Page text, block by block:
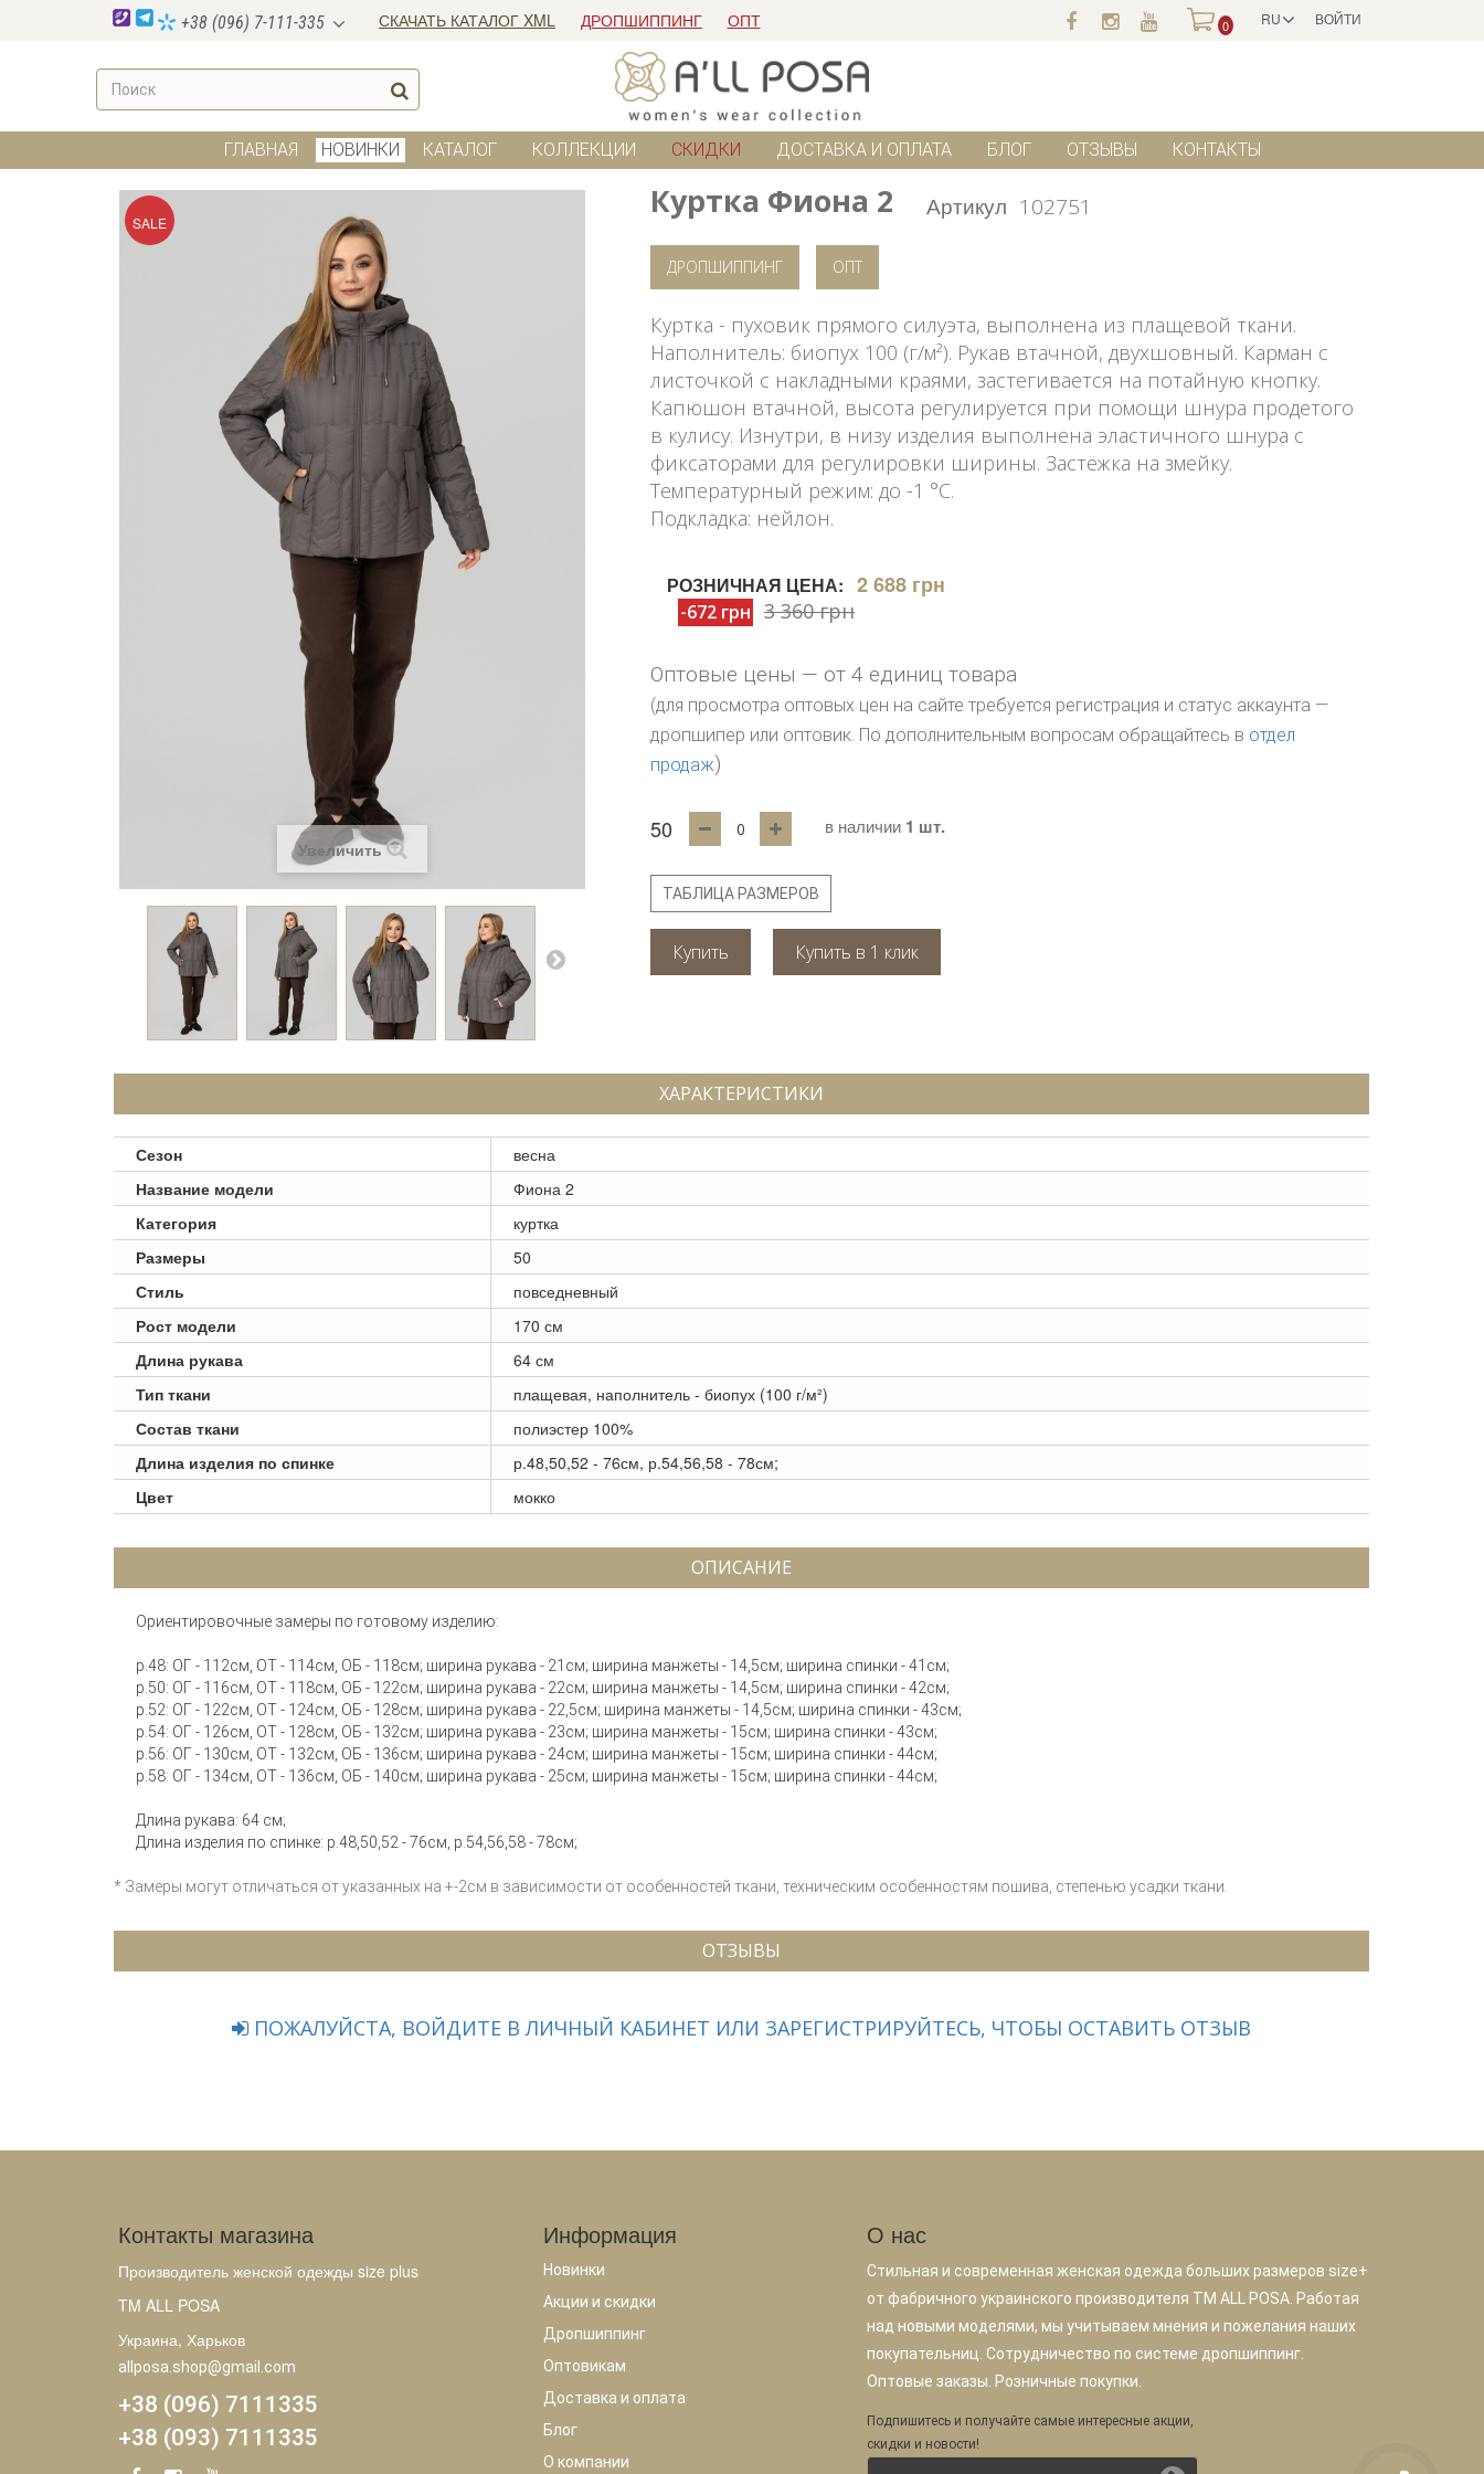
ВОЙТИ
RU
+38 (096) 7-111-335 СКАЧАТЬ КАТАЛОГ XML ДРОПШИППИНГ ОПТ 0
ГЛАВНАЯ НОВИНКИ КАТАЛОГ КОЛЛЕКЦИИ СКИДКИ ДОСТАВКА И ОПЛАТА БЛОГ ОТЗЫВЫ КОНТАКТЫ
SALE
Увеличить
Куртка Фиона 2 Артикул 102751
ДРОПШИППИНГ ОПТ
Куртка - пуховик прямого силуэта, выполнена из плащевой ткани.
Наполнитель: биопух 100 (г/м²). Рукав втачной, двухшовный. Карман с
листочкой с накладными краями, застегивается на потайную кнопку.
Капюшон втачной, высота регулируется при помощи шнура продетого
в кулису. Изнутри, в низу изделия выполнена эластичного шнура с
фиксаторами для регулировки ширины. Застёжка на змейку.
Температурный режим: до -1 °C.
Подкладка: нейлон.
РОЗНИЧНАЯ ЦЕНА: 2 688 грн
-672 грн 3 360 грн
Оптовые цены — от 4 единиц товара
(для просмотра оптовых цен на сайте требуется регистрация и статус аккаунта —
дропшипер или оптовик. По дополнительным вопросам обращайтесь в отдел
продаж)
50 в наличии 1 шт.
ТАБЛИЦА РАЗМЕРОВ
Купить
ХАРАКТЕРИСТИКИ
Сезон
весна
Название модели
Фиона 2
Категория
куртка
Размеры
50
Стиль
повседневный
Рост модели
170 см
Длина рукава
64 см
Тип ткани
плащевая, наполнитель - биопух (100 г/м²)
Состав ткани
полиэстер 100%
Длина изделия по спинке
р.48,50,52 - 76см, р.54,56,58 - 78см;
Цвет
мокко
ОПИСАНИЕ
Ориентировочные замеры по готовому изделию:
р.48: ОГ - 112см, ОТ - 114см, ОБ - 118см; ширина рукава - 21см; ширина манжеты - 14,5см; ширина спинки - 41см;
р.50: ОГ - 116см, ОТ - 118см, ОБ - 122см; ширина рукава - 22см; ширина манжеты - 14,5см; ширина спинки - 42см;
р.52: ОГ - 122см, ОТ - 124см, ОБ - 128см; ширина рукава - 22,5см; ширина манжеты - 14,5см; ширина спинки - 43см;
р.54: ОГ - 126см, ОТ - 128см, ОБ - 132см; ширина рукава - 23см; ширина манжеты - 15см; ширина спинки - 43см;
р.56: ОГ - 130см, ОТ - 132см, ОБ - 136см; ширина рукава - 24см; ширина манжеты - 15см; ширина спинки - 44см;
р.58: ОГ - 134см, ОТ - 136см, ОБ - 140см; ширина рукава - 25см; ширина манжеты - 15см; ширина спинки - 44см;
Длина рукава: 64 см;
Длина изделия по спинке: р.48,50,52 - 76см, р.54,56,58 - 78см;
* Замеры могут отличаться от указанных на +-2см в зависимости от особенностей ткани, техническим особенностям пошива, степенью усадки ткани.
ОТЗЫВЫ
ПОЖАЛУЙСТА, ВОЙДИТЕ В ЛИЧНЫЙ КАБИНЕТ ИЛИ ЗАРЕГИСТРИРУЙТЕСЬ, ЧТОБЫ ОСТАВИТЬ ОТЗЫВ
Контакты магазина
Производитель женской одежды size plus
TM ALL POSA
Украина, Харьков
allposa.shop@gmail.com
+38 (096) 7111335
+38 (093) 7111335
Информация
Новинки
Акции и скидки
Дропшиппинг
Оптовикам
Доставка и оплата
Блог
О компании
О нас
Стильная и современная женская одежда больших размеров size+
от фабричного украинского производителя TM ALL POSA. Работая
над новыми моделями, мы учитываем мнения и пожелания наших
покупательниц. Сотрудничество по системе дропшиппинг.
Оптовые заказы. Розничные покупки.
Подпишитесь и получайте самые интересные акции,
скидки и новости!